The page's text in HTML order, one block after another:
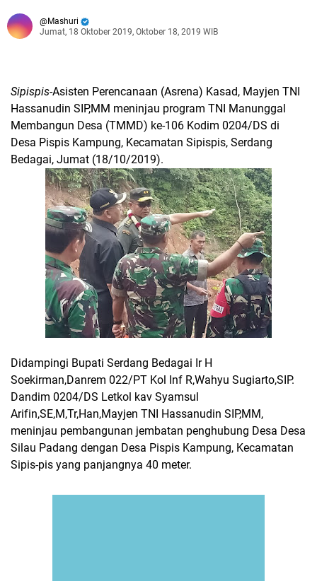
Mashuri
Jumat, 18 Oktober 2019, Oktober 18, 2019 WIB
Sipispis-Asisten Perencanaan (Asrena) Kasad, Mayjen TNI
Hassanudin SIP,MM meninjau program TNI Manunggal
Membangun Desa (TMMD) ke-106 Kodim 0204/DS di
Desa Pispis Kampung, Kecamatan Sipispis, Serdang
Bedagai, Jumat (18/10/2019).
Didampingi Bupati Serdang Bedagai Ir H
Soekirman,Danrem 022/PT Kol Inf R,Wahyu Sugiarto,SIP.
Dandim 0204/DS Letkol kav Syamsul
Arifin,SE,M,Tr,Han,Mayjen TNI Hassanudin SIP,MM,
meninjau pembangunan jembatan penghubung Desa Desa
Silau Padang dengan Desa Pispis Kampung, Kecamatan
Sipis-pis yang panjangnya 40 meter.